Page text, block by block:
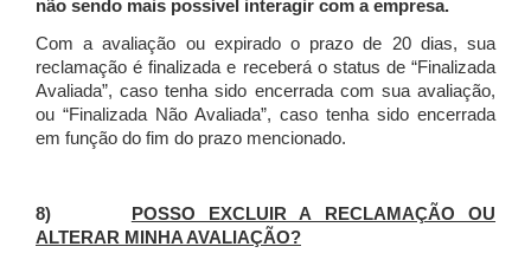
não sendo mais possível interagir com a empresa.
Com a avaliação ou expirado o prazo de 20 dias, sua
reclamação é finalizada e receberá o status de “Finalizada
Avaliada”, caso tenha sido encerrada com sua avaliação,
ou “Finalizada Não Avaliada”, caso tenha sido encerrada
em função do fim do prazo mencionado.
8)
POSSO EXCLUIR A RECLAMAÇÃO OU
ALTERAR MINHA AVALIAÇÃO?